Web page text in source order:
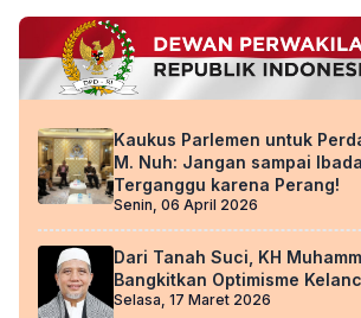
Kaukus Parlemen untuk
M. Nuh: Jangan sampai
Terganggu karena Perang!
Senin, 06 April 2026
Dari Tanah Suci, KH
Bangkitkan Optimisme
Selasa, 17 Maret 2026